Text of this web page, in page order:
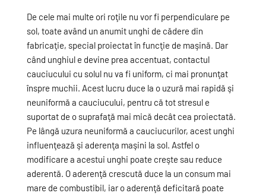
De cele mai multe ori roţile nu vor fi perpendiculare pe
sol, toate având un anumit unghi de cădere din
fabricaţie, special proiectat în funcţie de maşină. Dar
când unghiul e devine prea accentuat, contactul
cauciucului cu solul nu va fi uniform, ci mai pronunţat
înspre muchii. Acest lucru duce la o uzură mai rapidă şi
neuniformă a cauciucului, pentru că tot stresul e
suportat de o suprafaţă mai mică decât cea proiectată.
Pe lângă uzura neuniformă a cauciucurilor, acest unghi
influenţează şi aderenţa maşini la sol. Astfel o
modificare a acestui unghi poate creşte sau reduce
aderentă. O aderenţă crescută duce la un consum mai
mare de combustibil, iar o aderenţă deficitară poate